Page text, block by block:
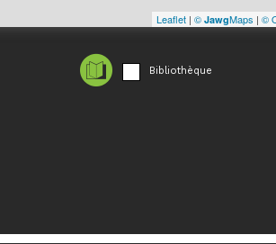
Leaflet | © JawgMaps | ©
Bibliothèque